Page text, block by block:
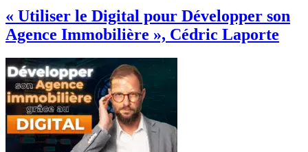
« Utiliser le Digital pour Développer son
Agence Immobilière », Cédric Laporte